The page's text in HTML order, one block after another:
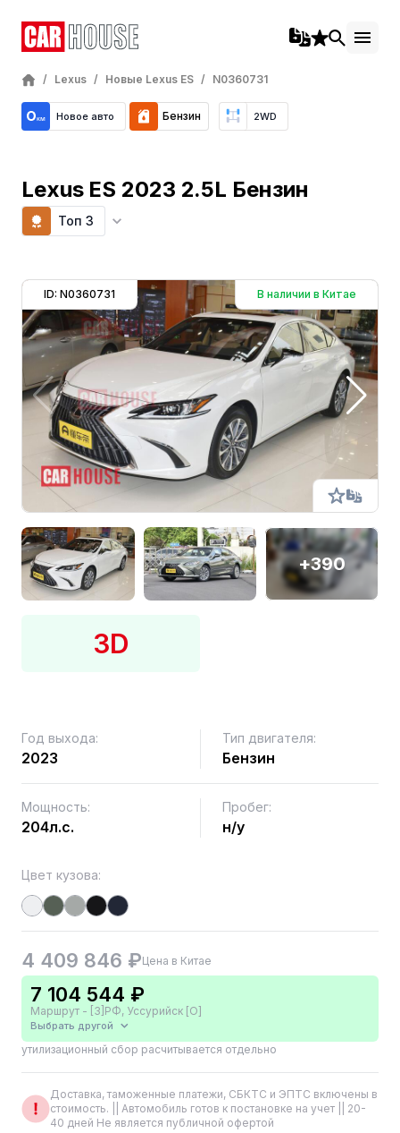
/ Lexus / Новые Lexus ES / N0360731
Новое авто Бензин 2WD
Lexus ES 2023 2.5L Бензин
Топ 3
ID: N0360731 В наличии в Китае
+390
3D
Год выхода:
2023
Тип двигателя:
Бензин
Мощность:
204л.с.
Пробег:
н/у
Цвет кузова:
4 409 846 ₽Цена в Китае
7 104 544 ₽
Маршрут - [3]РФ, Уссурийск [О]
Выбрать другой
утилизационный сбор расчитывается отдельно
Доставка, таможенные платежи, СБКТС и ЭПТС включены в
стоимость. || Автомобиль готов к постановке на учет || 20-
40 дней Не является публичной офертой